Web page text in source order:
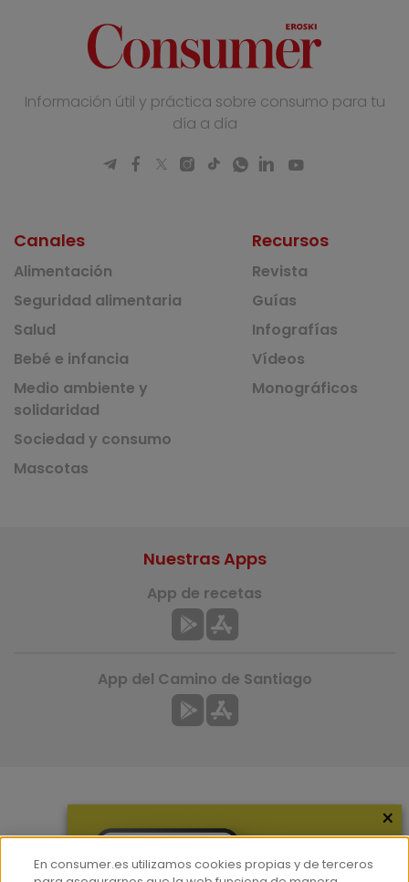
Información útil y práctica sobre consumo para tu
día a día
Canales
Alimentación
Seguridad alimentaria
Salud
Bebé e infancia
Medio ambiente y
solidaridad
Sociedad y consumo
Mascotas
Recursos
Revista
Guías
Infografías
Vídeos
Monográficos
Nuestras Apps
App de recetas
App del Camino de Santiago
×
En consumer.es utilizamos cookies propias y de terceros